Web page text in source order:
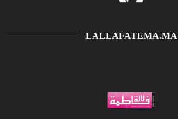
LALLAFATEMA.MA